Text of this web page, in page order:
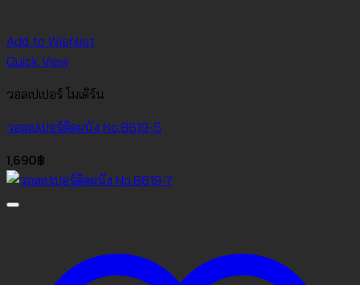
Add to Wishlist
Quick View
วอลเปเปอร์ โมเดิร์น
วอลเปเปอร์ติดผนัง No.8619-5
1,690฿